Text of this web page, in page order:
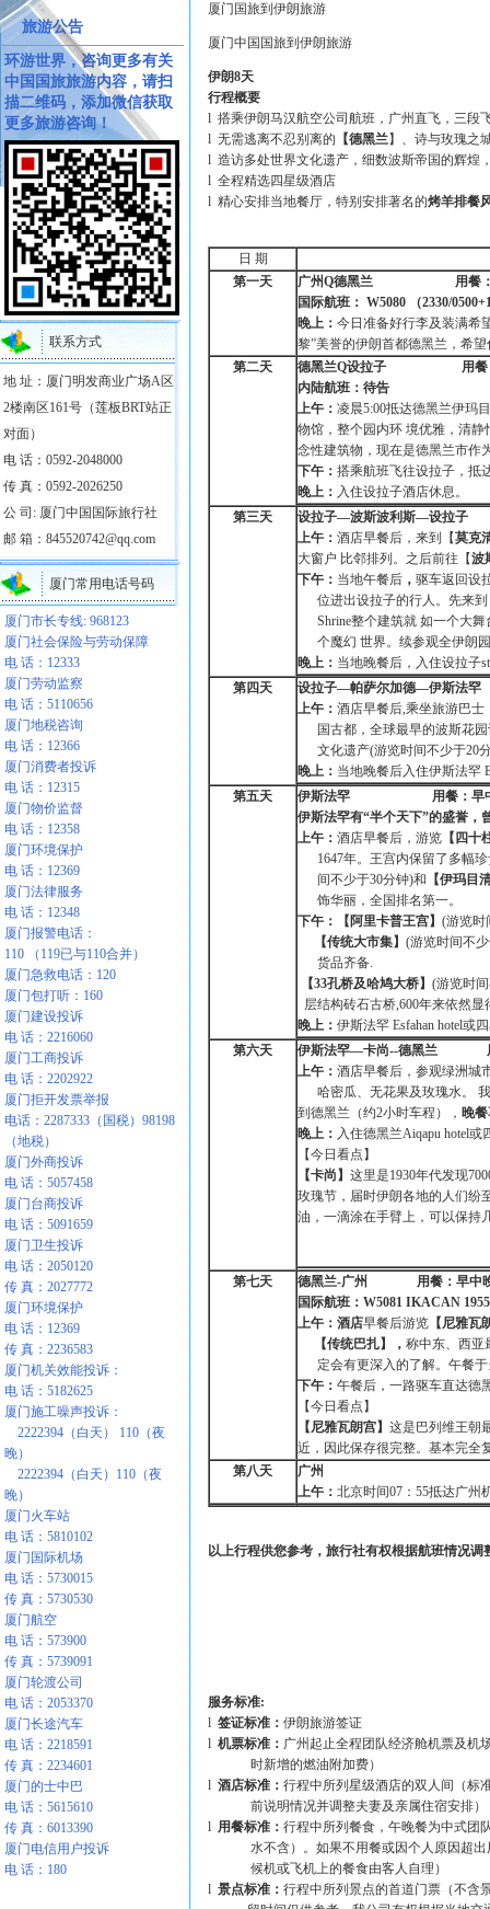
旅游公告
环游世界，咨询更多有关
中国国旅旅游内容，请扫
描二维码，添加微信获取
更多旅游咨询！
联系方式
地 址：厦门明发商业广场A区
2楼南区161号（莲板BRT站正
对面）
电 话：0592-2048000
传 真：0592-2026250
公 司: 厦门中国国际旅行社
邮 箱：845520742@qq.com
厦门常用电话号码
厦门市长专线: 968123
厦门社会保险与劳动保障
电 话：12333
厦门劳动监察
电 话：5110656
厦门地税咨询
电 话：12366
厦门消费者投诉
电 话：12315
厦门物价监督
电 话：12358
厦门环境保护
电 话：12369
厦门法律服务
电 话：12348
厦门报警电话：
110 （119已与110合并）
厦门急救电话：120
厦门包打听：160
厦门建设投诉
电 话：2216060
厦门工商投诉
电 话：2202922
厦门拒开发票举报
电话：2287333（国税）98198
（地税）
厦门外商投诉
电 话：5057458
厦门台商投诉
电 话：5091659
厦门卫生投诉
电 话：2050120
传 真：2027772
厦门环境保护
电 话：12369
传 真：2236583
厦门机关效能投诉：
电 话：5182625
厦门施工噪声投诉：
2222394（白天） 110（夜
晚）
2222394（白天）110（夜
晚）
厦门火车站
电 话：5810102
厦门国际机场
电 话：5730015
传 真：5730530
厦门航空
电 话：573900
传 真：5739091
厦门轮渡公司
电 话：2053370
厦门长途汽车
电 话：2218591
传 真：2234601
厦门的士中巴
电 话：5615610
传 真：6013390
厦门电信用户投诉
电 话：180
厦门国旅到伊朗旅游
厦门中国国旅到伊朗旅游
伊朗8天
行程概要
l 搭乘伊朗马汉航空公司航班，广州直飞，三段
l 无需逃离不忍别离的 【德黑兰】、诗与玫瑰之
l 造访多处世界文化遗产，细数波斯帝国的辉煌
l 全程精选四星级酒店
l 精心安排当地餐厅，特别安排著名的烤羊排餐
日 期
第一天
广州Q德黑兰 用餐
国际航班： W5080 （2330/
晚上： 今日准备好行李及装满希
黎”美誉的伊朗首都德黑兰，希
第二天
德黑兰Q设拉子 用餐：X
内陆航班：待告
上午： 凌晨5:00抵达德黑兰伊玛
物馆，整个园内环 境优雅，清
念性建筑物，现在是德黑兰市作
下午： 搭乘航班飞往设拉子，抵
晚上： 入住设拉子酒店休息。
第三天
设拉子—波斯波利斯—设拉子
上午： 酒店早餐后，来到【莫克
大窗户 比邻排列。之后前往【波
下午： 当地午餐后 ， 驱车返回设
位进出设拉子的行人。先来到
Shrine整个建筑就 如一个大舞
个魔幻 世界。续参观全伊朗
晚上： 当地晚餐后，入住设拉子
第四天
设拉子—帕萨尔加德—伊斯
上午： 酒店早餐后,乘坐旅游巴士
国古都，全球最早的波斯花园
文化遗产(游览时间不少于20
晚上： 当地晚餐后入住伊斯法罕
第五天
伊斯法罕 用餐：早中
伊斯法罕有“半个天下”的盛誉，
上午： 酒店早餐后，游览 【四十
1647年。王宫内保留了多幅珍
间不少于30分钟)和 【伊玛目
饰华丽，全国排名第一。
下午：【阿里卡普王宫】 (游览时
【传统大市集】 (游览时间不
货品齐备.
【33孔桥及哈鸠大桥】 (游览时
层结构砖石古桥,600年来依然显
晚上： 伊斯法罕 Esfahan hotel或
第六天
伊斯法罕—卡尚--德黑兰
上午： 酒店早餐后，参观绿洲城
哈密瓜、无花果及玫瑰水。
到德黑兰（约2小时车程）， 晚
晚上： 入住德黑兰Aiqapu hotel或
【今日看点】
【卡尚】 这里是1930年代发现
玫瑰节，届时伊朗各地的人们纷
油，一滴涂在手臂上，可以保持
第七天
德黑兰-广州 用餐：早
国际航班： W5081 IKACAN
上午：酒店早餐后游览 【尼雅瓦
【传统巴扎】， 称中东、西亚
定会有更深入的了解。午餐于
下午： 午餐后，一路驱车直达德
【今日看点】
【尼雅瓦朗宫】 这是巴列维王朝
近，因此保存很完整。基本完全
第八天
广州
上午： 北京时间07：55抵达广州
以上行程供您参考，旅行社有权根据航班情况调
服务标准:
l 签证标准： 伊朗旅游签证
l 机票标准： 广州起止全程团队经济舱机票及机
时新增的燃油附加费）
l 酒店标准： 行程中所列星级酒店的双人间（标
前说明情况并调整夫妻及亲属住宿安排）
l 用餐标准： 行程中所列餐食，午晚餐为中式团
水不含）。如果不用餐或因个人原因超出用
候机或飞机上的餐食由客人自理）
l 景点标准： 行程中所列景点的首道门票（不含